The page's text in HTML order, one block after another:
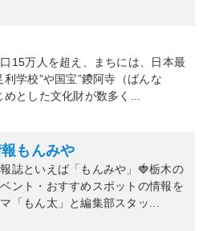
15万人を超え、まちには、日本最
利学校”や国宝”鑁阿寺（ばんな
めとした文化財が数多く...
もんみや
誌といえば「もんみや」🍓栃木の
ント・おすすめスポットの情報を
「もん太」と編集部スタッ...